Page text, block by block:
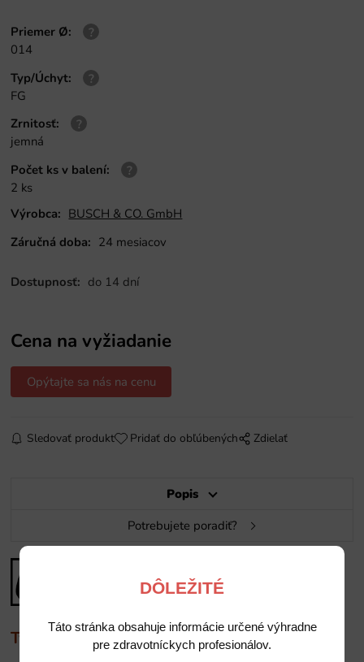
DÔLEŽITÉ
Táto stránka obsahuje informácie určené výhradne
pre zdravotníckych profesionálov.
Priemer Ø:
014
Typ/Úchyt:
FG
Zrnitosť:
jemná
Počet ks v balení:
2 ks
Výrobca: BUSCH & CO. GmbH
Záručná doba: 24 mesiacov
Dostupnosť: do 14 dní
Cena na vyžiadanie
Opýtajte sa nás na cenu
Sledovať produkt Pridať do obľúbených Zdielať
Popis
Potrebujete poradiť?
Tvrdokovové nástroje BUSCH